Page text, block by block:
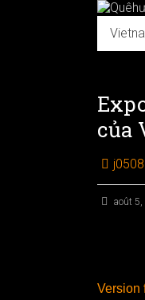
của
août 5,
Version